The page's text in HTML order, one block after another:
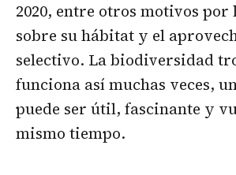
2020, entre otros motivos por
sobre su hábitat y el
selectivo. La biodiversidad
funciona así muchas veces,
puede ser útil, fascinante y
mismo tiempo.